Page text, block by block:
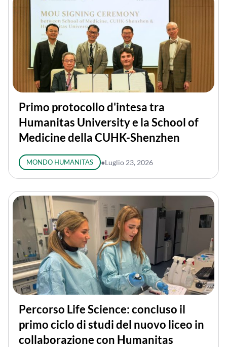
Primo protocollo d'intesa tra
Humanitas University e la School of
Medicine della CUHK-Shenzhen
MONDO HUMANITAS ●Luglio 23, 2026
Percorso Life Science: concluso il
primo ciclo di studi del nuovo liceo in
collaborazione con Humanitas